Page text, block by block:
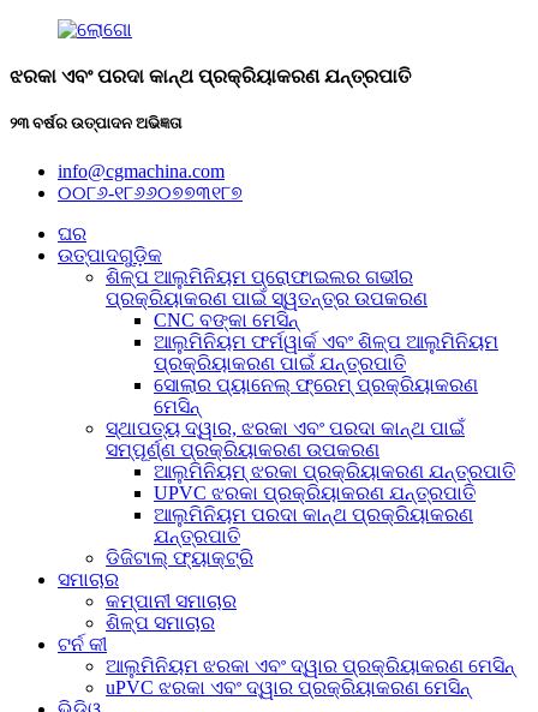
ଝରକା ଏବଂ ପରଦା କାନ୍ଥ ପ୍ରକ୍ରିୟାକରଣ ଯନ୍ତ୍ରପାତି
୨୩ ବର୍ଷର ଉତ୍ପାଦନ ଅଭିଜ୍ଞତା
info@cgmachina.com
୦୦୮୬-୧୮୬୬୦୭୭୩୧୮୭
ଘର
ଉତ୍ପାଦଗୁଡ଼ିକ
ଶିଳ୍ପ ଆଲୁମିନିୟମ ପ୍ରୋଫାଇଲର ଗଭୀର
ପ୍ରକ୍ରିୟାକରଣ ପାଇଁ ସ୍ୱତନ୍ତ୍ର ଉପକରଣ
CNC ବଙ୍କା ମେସିନ୍
ଆଲୁମିନିୟମ ଫର୍ମୱାର୍କ ଏବଂ ଶିଳ୍ପ ଆଲୁମିନିୟମ
ପ୍ରକ୍ରିୟାକରଣ ପାଇଁ ଯନ୍ତ୍ରପାତି
ସୋଲାର ପ୍ୟାନେଲ୍ ଫ୍ରେମ୍ ପ୍ରକ୍ରିୟାକରଣ
ମେସିନ୍
ସ୍ଥାପତ୍ୟ ଦ୍ୱାର, ଝରକା ଏବଂ ପରଦା କାନ୍ଥ ପାଇଁ
ସମ୍ପୂର୍ଣ୍ଣ ପ୍ରକ୍ରିୟାକରଣ ଉପକରଣ
ଆଲୁମିନିୟମ୍ ଝରକା ପ୍ରକ୍ରିୟାକରଣ ଯନ୍ତ୍ରପାତି
UPVC ଝରକା ପ୍ରକ୍ରିୟାକରଣ ଯନ୍ତ୍ରପାତି
ଆଲୁମିନିୟମ ପରଦା କାନ୍ଥ ପ୍ରକ୍ରିୟାକରଣ
ଯନ୍ତ୍ରପାତି
ଡିଜିଟାଲ୍ ଫ୍ୟାକ୍ଟ୍ରି
ସମାଚାର
କମ୍ପାନୀ ସମାଚାର
ଶିଳ୍ପ ସମାଚାର
ଟର୍ନ କୀ
ଆଲୁମିନିୟମ ଝରକା ଏବଂ ଦ୍ୱାର ପ୍ରକ୍ରିୟାକରଣ ମେସିନ୍
uPVC ଝରକା ଏବଂ ଦ୍ୱାର ପ୍ରକ୍ରିୟାକରଣ ମେସିନ୍